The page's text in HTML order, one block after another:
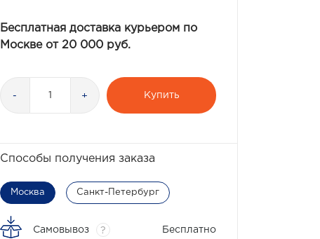
Бесплатная доставка курьером по
Москве от 20 000 руб.
- + Купить
Способы получения заказа
Москва Санкт-Петербург
Самовывоз ? Бесплатно